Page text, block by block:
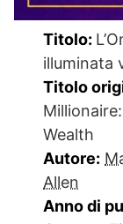
Titolo:
illuminata
Titolo
Wealth
Autore:
Allen
Anno di